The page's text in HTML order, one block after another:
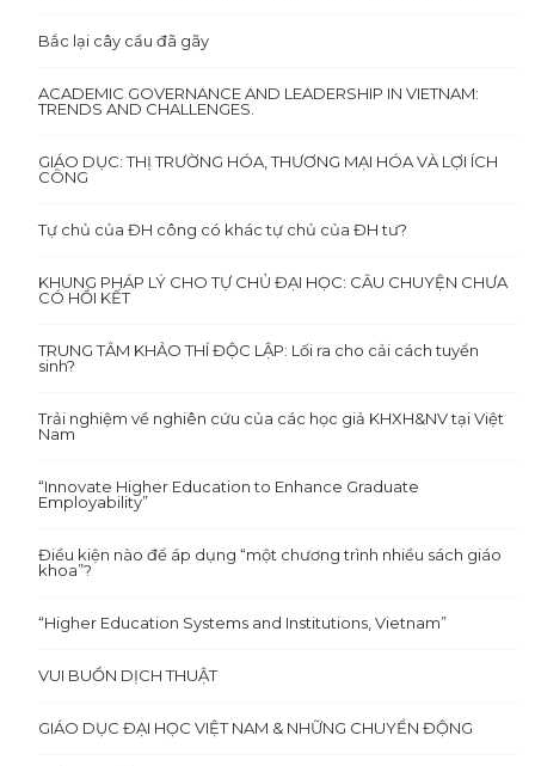
Bắc lại cây cầu đã gãy
ACADEMIC GOVERNANCE AND LEADERSHIP IN VIETNAM:
TRENDS AND CHALLENGES.
GIÁO DỤC: THỊ TRƯỜNG HÓA, THƯƠNG MẠI HÓA VÀ LỢI ÍCH
CÔNG
Tự chủ của ĐH công có khác tự chủ của ĐH tư?
KHUNG PHÁP LÝ CHO TỰ CHỦ ĐẠI HỌC: CÂU CHUYỆN CHƯA
CÓ HỒI KẾT
TRUNG TÂM KHẢO THÍ ĐỘC LẬP: Lối ra cho cải cách tuyển
sinh?
Trải nghiệm về nghiên cứu của các học giả KHXH&NV tại Việt
Nam
“Innovate Higher Education to Enhance Graduate
Employability”
Điều kiện nào để áp dụng “một chương trình nhiều sách giáo
khoa”?
“Higher Education Systems and Institutions, Vietnam”
VUI BUỒN DỊCH THUẬT
GIÁO DỤC ĐẠI HỌC VIỆT NAM & NHỮNG CHUYỂN ĐỘNG